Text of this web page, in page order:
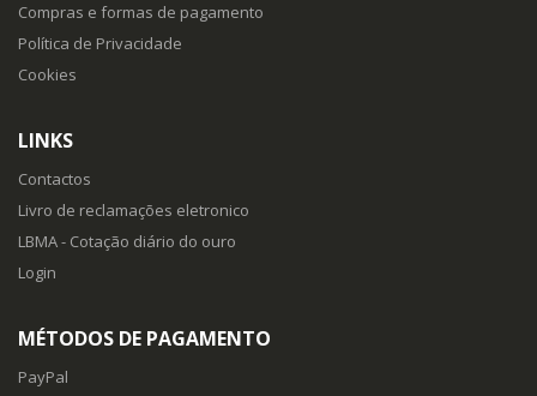
Compras e formas de pagamento
Política de Privacidade
Cookies
LINKS
Contactos
Livro de reclamações eletronico
LBMA - Cotação diário do ouro
Login
MÉTODOS DE PAGAMENTO
PayPal